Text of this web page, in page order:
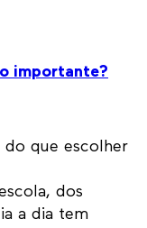
importante?
do que escolher
dos
a dia tem